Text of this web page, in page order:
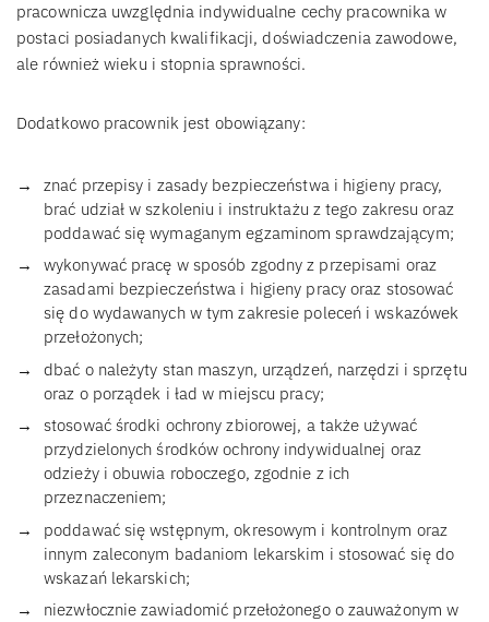
pracownicza uwzględnia indywidualne cechy pracownika w
postaci posiadanych kwalifikacji, doświadczenia zawodowe,
ale również wieku i stopnia sprawności.
Dodatkowo pracownik jest obowiązany:
znać przepisy i zasady bezpieczeństwa i higieny pracy,
brać udział w szkoleniu i instruktażu z tego zakresu oraz
poddawać się wymaganym egzaminom sprawdzającym;
wykonywać pracę w sposób zgodny z przepisami oraz
zasadami bezpieczeństwa i higieny pracy oraz stosować
się do wydawanych w tym zakresie poleceń i wskazówek
przełożonych;
dbać o należyty stan maszyn, urządzeń, narzędzi i sprzętu
oraz o porządek i ład w miejscu pracy;
stosować środki ochrony zbiorowej, a także używać
przydzielonych środków ochrony indywidualnej oraz
odzieży i obuwia roboczego, zgodnie z ich
przeznaczeniem;
poddawać się wstępnym, okresowym i kontrolnym oraz
innym zaleconym badaniom lekarskim i stosować się do
wskazań lekarskich;
niezwłocznie zawiadomić przełożonego o zauważonym w